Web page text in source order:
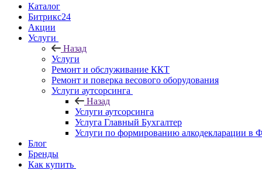
Каталог
Битрикс24
Акции
Услуги
Назад
Услуги
Ремонт и обслуживание ККТ
Ремонт и поверка весового оборудования
Услуги аутсорсинга
Назад
Услуги аутсорсинга
Услуга Главный Бухгалтер
Услуги по формированию алкодекларации в
Блог
Бренды
Как купить